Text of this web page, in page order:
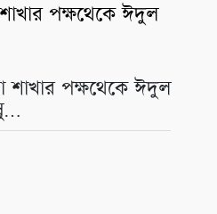
শাখার পক্ষথেকে ঈদুল
শাখার পক্ষথেকে ঈদুল